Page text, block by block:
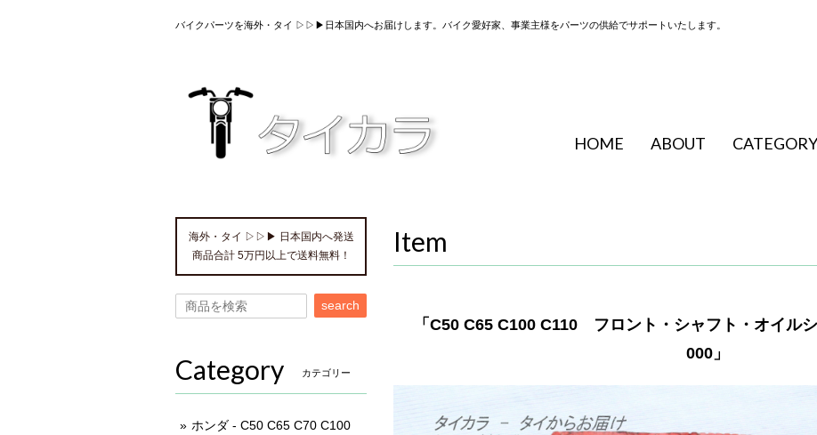
バイクパーツを海外・タイ ▷▷▶日本国内へお届けします。バイク愛好家、事業主様をパーツの供給でサポートいたします。
HOME ABOUT CATEGORY
Item
「C50 C65 C100 C110 フロント・シャフト・オイル
000」
海外・タイ ▷▷▶ 日本国内へ発送
商品合計 5万円以上で送料無料！
search
Category カテゴリー
ホンダ - C50 C65 C70 C100